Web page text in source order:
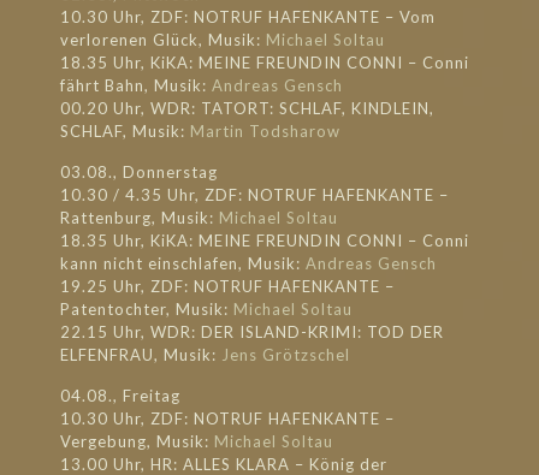
10.30 Uhr, ZDF: NOTRUF HAFENKANTE – Vom
verlorenen Glück, Musik: Michael Soltau
18.35 Uhr, KiKA: MEINE FREUNDIN CONNI – Conni
fährt Bahn, Musik: Andreas Gensch
00.20 Uhr, WDR: TATORT: SCHLAF, KINDLEIN,
SCHLAF, Musik: Martin Todsharow
03.08., Donnerstag
10.30 / 4.35 Uhr, ZDF: NOTRUF HAFENKANTE –
Rattenburg, Musik: Michael Soltau
18.35 Uhr, KiKA: MEINE FREUNDIN CONNI – Conni
kann nicht einschlafen, Musik: Andreas Gensch
19.25 Uhr, ZDF: NOTRUF HAFENKANTE –
Patentochter, Musik: Michael Soltau
22.15 Uhr, WDR: DER ISLAND-KRIMI: TOD DER
ELFENFRAU, Musik: Jens Grötzschel
04.08., Freitag
10.30 Uhr, ZDF: NOTRUF HAFENKANTE –
Vergebung, Musik: Michael Soltau
13.00 Uhr, HR: ALLES KLARA – König der